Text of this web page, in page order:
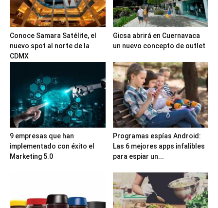
Conoce Samara Satélite, el
nuevo spot al norte de la
CDMX
Gicsa abrirá en Cuernavaca
un nuevo concepto de outlet
9 empresas que han
implementado con éxito el
Marketing 5.0
Programas espías Android:
Las 6 mejores apps infalibles
para espiar un...